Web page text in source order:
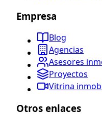
Empresa
Blog
Agencias
Asesores
Proyectos
Vitrina
Otros enlaces